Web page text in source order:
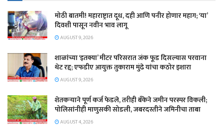
मोठी बातमी! महाराष्ट्रात दूध, दही आणि पनीर होणार महाग; ‘या’
दिवशी पासून नवीन भाव लागू
AUGUST 9, 2026
शाळांच्या ‘इतक्या’ मीटर परिसरात जंक फूड दिसल्यास परवाना
थेट रद्द; एफडीए आयुक्त तुकाराम मुंढे यांचा कठोर इशारा
AUGUST 9, 2026
शेतकऱ्याने पूर्ण कर्ज फेडले, तरीही बँकेने जमीन परस्पर विकली;
पोलिसांनीही माणुसकी सोडली, जबरदस्तीने जमिनीचा ताबा
AUGUST 4, 2026